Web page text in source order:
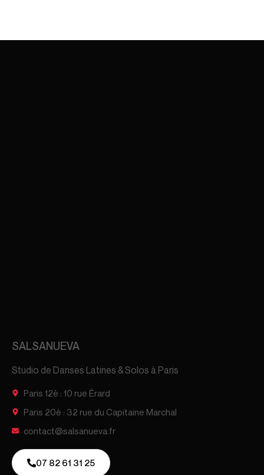
SALSANUEVA
Studio de Danses Latines & Solos à Paris
Paris 12è : 10 rue Érard
Paris 20è : 32 rue du Capitaine Marchal
contact@salsanueva.fr
07 82 61 31 25